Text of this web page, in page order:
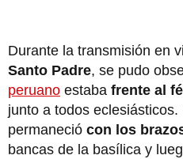
Durante la transmisión en
Santo Padre, se pudo
peruano estaba frente al
junto a todos
permaneció con los
bancas de la basílica y